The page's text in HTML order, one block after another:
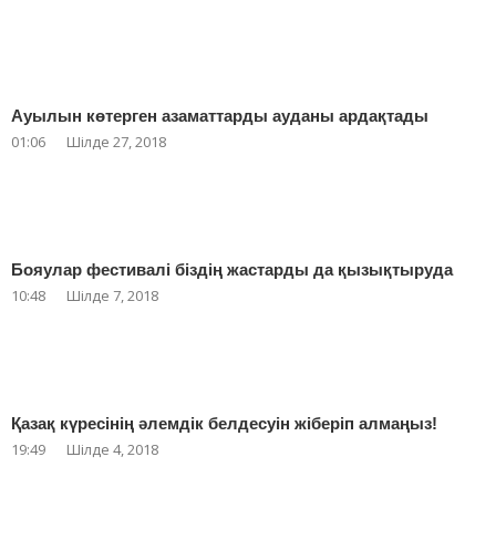
Ауылын көтерген азаматтарды ауданы ардақтады
01:06 Шілде 27, 2018
Бояулар фестивалі біздің жастарды да қызықтыруда
10:48 Шілде 7, 2018
Қазақ күресінің әлемдік белдесуін жіберіп алмаңыз!
19:49 Шілде 4, 2018